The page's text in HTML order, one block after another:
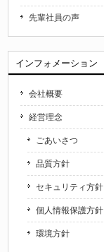
先輩社員の声
インフォメーション
会社概要
経営理念
ごあいさつ
品質方針
セキュリティ方針
個人情報保護方針
環境方針